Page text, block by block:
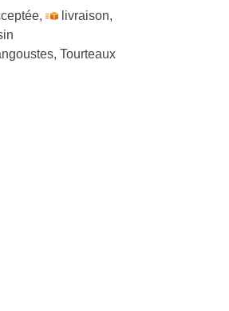
, livraison,
Tourteaux